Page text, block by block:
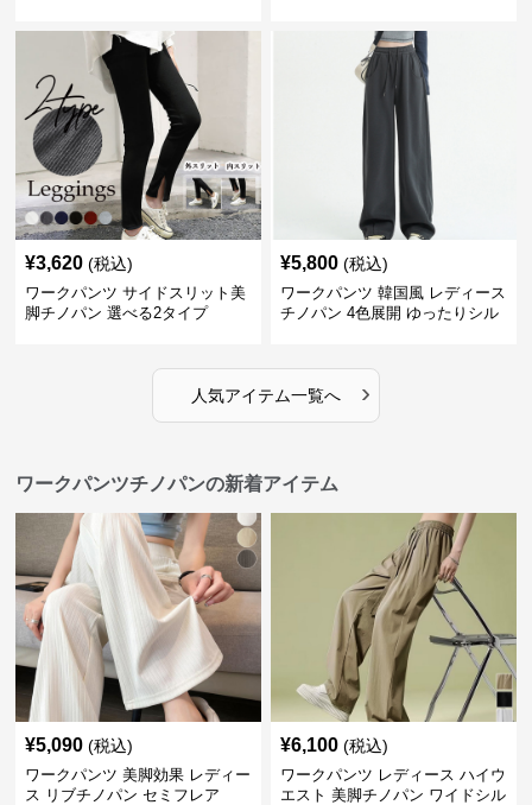
¥3,620 (税込)
ワークパンツ サイドスリット美
脚チノパン 選べる2タイプ
¥5,800 (税込)
ワークパンツ 韓国風 レディース
チノパン 4色展開 ゆったりシル
人気アイテム一覧へ ›
ワークパンツチノパンの新着アイテム
¥5,090 (税込)
ワークパンツ 美脚効果 レディー
ス リブチノパン セミフレア
¥6,100 (税込)
ワークパンツ レディース ハイウ
エスト 美脚チノパン ワイドシル